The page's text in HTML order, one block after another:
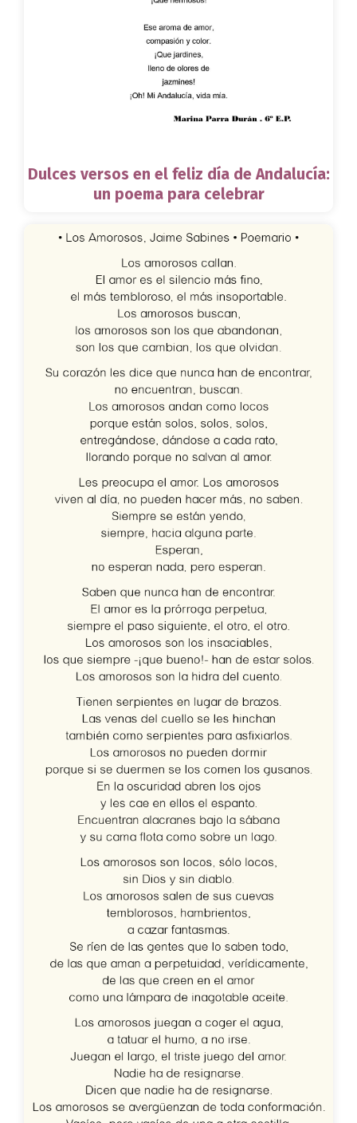
Dulces versos en el feliz día de Andalucía:
un poema para celebrar